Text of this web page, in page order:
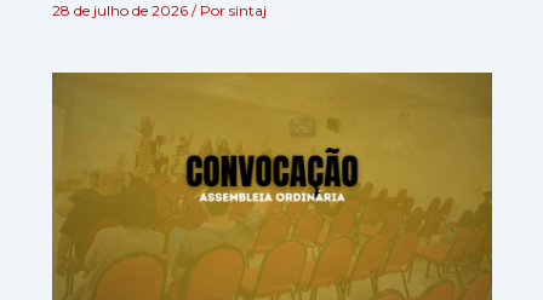
28 de julho de 2026 / Por sintaj